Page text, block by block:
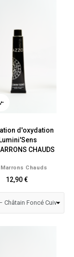
d'oxydation
Lumini'Sens
CHAUDS
Chauds
12,90 €